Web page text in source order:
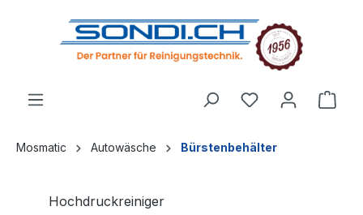
springen
Mosmatic Autowäsche Bürstenbehälter
Hochdruckreiniger